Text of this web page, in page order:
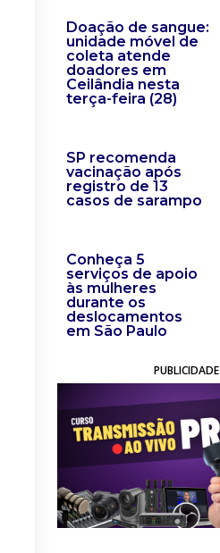
Doação de sangue:
unidade móvel de
coleta atende
doadores em
Ceilândia nesta
terça-feira (28)
SP recomenda
vacinação após
registro de 13
casos de sarampo
Conheça 5
serviços de apoio
às mulheres
durante os
deslocamentos
em São Paulo
PUBLICIDADE